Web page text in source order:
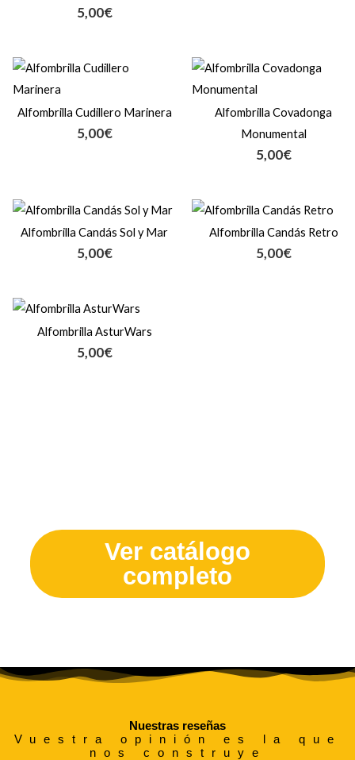
5,00€
Alfombrilla Cudillero Marinera
5,00€
Alfombrilla Covadonga
Monumental
5,00€
Alfombrilla Candás Sol y Mar
5,00€
Alfombrilla Candás Retro
5,00€
Alfombrilla AsturWars
5,00€
Ver catálogo
completo
Nuestras reseñas
Vuestra opinión es la que
nos construye